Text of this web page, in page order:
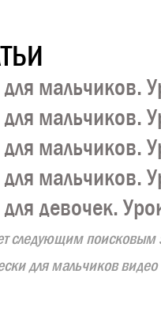
мальчиков.
мальчиков.
мальчиков.
мальчиков.
девочек.
следующим
для мальчиков видео